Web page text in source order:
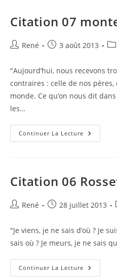
Citation 07
Auteur/autrice
la
publication :
René
Publication
3 août 2013
"Aujourd’hui, nous recevons
contraires : celle de nos
monde. Ce qu’on nous dit
les…
Continuer La Lecture Citation
07
Citation 06
Auteur/autrice
la
publication :
René
Publication
28 juillet 2013
"Je viens, je ne sais d’où ? Je
sais où ? Je meurs, je ne sais
Continuer La Lecture Citation
06